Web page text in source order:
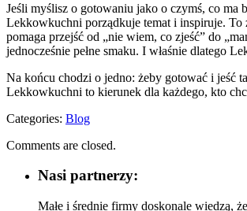
Jeśli myślisz o gotowaniu jako o czymś, co ma
Lekkowkuchni porządkuje temat i inspiruje. To
pomaga przejść od „nie wiem, co zjeść” do
jednocześnie pełne smaku. I właśnie dlatego
Na końcu chodzi o jedno: żeby gotować i jeść
Lekkowkuchni to kierunek dla każdego, kto
Categories: Blog
Comments are closed.
Nasi partnerzy:
Małe i średnie firmy doskonale wiedzą,